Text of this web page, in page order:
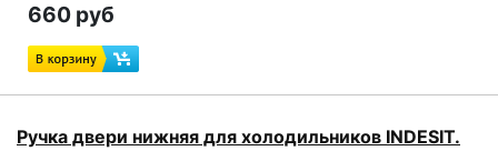
660 руб
Ручка двери нижняя для холодильников INDESIT.